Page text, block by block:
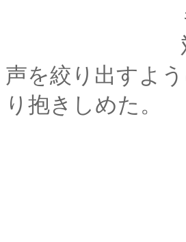
もう一度剣
対抗する気
声を絞り出すよ
り抱きしめた。